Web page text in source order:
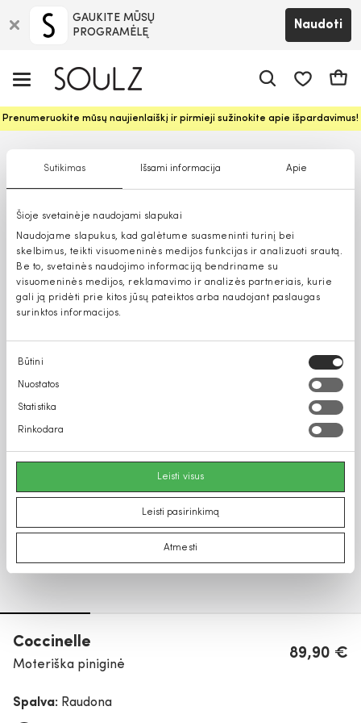
Sutikimas Išsami informacija Apie
Šioje svetainėje naudojami slapukai
Naudojame slapukus, kad galėtume suasmeninti turinį bei
skelbimus, teikti visuomeninės medijos funkcijas ir analizuoti srautą.
Be to, svetainės naudojimo informaciją bendriname su
visuomeninės medijos, reklamavimo ir analizės partneriais, kurie
gali ją pridėti prie kitos jūsų pateiktos arba naudojant paslaugas
surinktos informacijos.
Sutikimo
pasirinkimas
Būtini
Nuostatos
Statistika
Rinkodara
Leisti visus
Leisti pasirinkimą
Atmesti
GAUKITE MŪSŲ
PROGRAMĖLĘ
Naudoti
Prenumeruokite mūsų naujienlaiškį ir pirmieji sužinokite apie išpardavimus!
Coccinelle
Moteriška piniginė
89,90 €
Spalva: Raudona